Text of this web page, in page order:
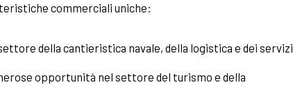
commerciali uniche:
della cantieristica navale, della logistica e dei servizi
opportunità nel settore del turismo e della